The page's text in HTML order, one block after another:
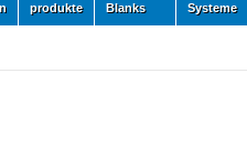
produkte
Blanks
Systeme